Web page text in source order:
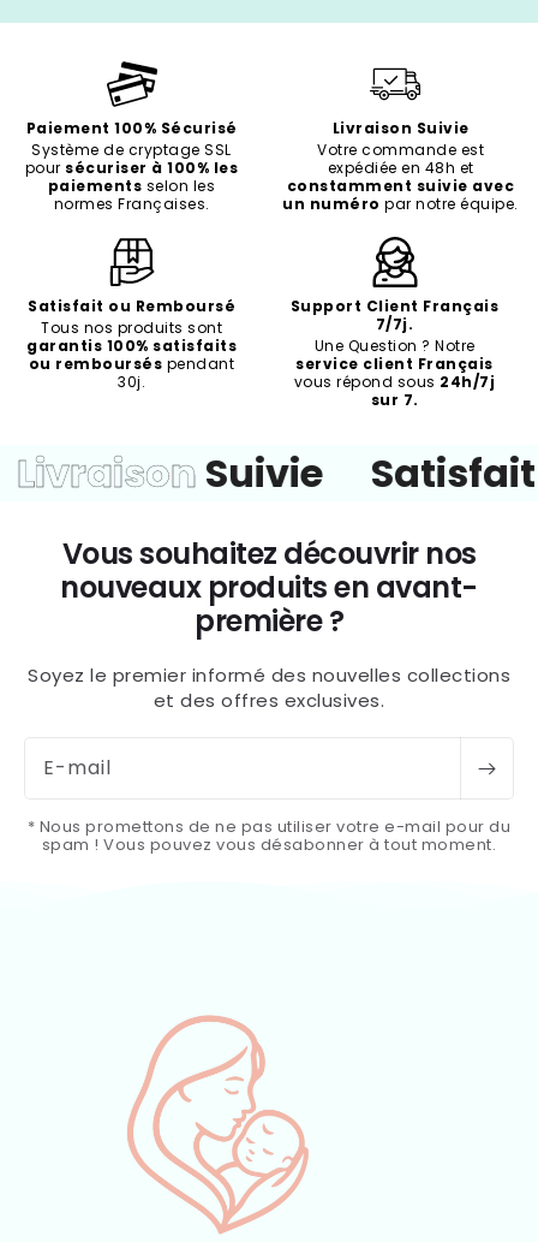
Paiement 100% Sécurisé
Système de cryptage SSL
pour sécuriser à 100% les
paiements selon les
normes Françaises.
Livraison Suivie
Votre commande est
expédiée en 48h et
constamment suivie avec
un numéro par notre équipe.
Satisfait ou Remboursé
Tous nos produits sont
garantis 100% satisfaits
ou remboursés pendant
30j.
Support Client Français
7/7j.
Une Question ? Notre
service client Français
vous répond sous 24h/7j
sur 7.
Suivie Satisfait
Vous souhaitez découvrir nos
nouveaux produits en avant-
première ?
Soyez le premier informé des nouvelles collections
et des offres exclusives.
E-mail
* Nous promettons de ne pas utiliser votre e-mail pour du
spam ! Vous pouvez vous désabonner à tout moment.